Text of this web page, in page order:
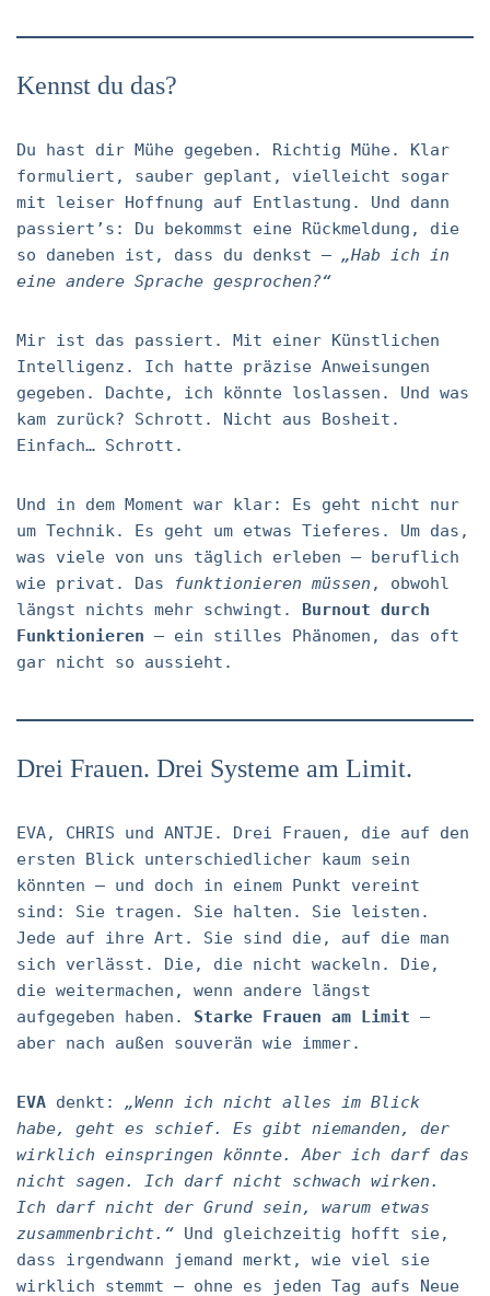
Kennst du das?
Du hast dir Mühe gegeben. Richtig Mühe. Klar
formuliert, sauber geplant, vielleicht sogar
mit leiser Hoffnung auf Entlastung. Und dann
passiert’s: Du bekommst eine Rückmeldung, die
so daneben ist, dass du denkst – „Hab ich in
eine andere Sprache gesprochen?“
Mir ist das passiert. Mit einer Künstlichen
Intelligenz. Ich hatte präzise Anweisungen
gegeben. Dachte, ich könnte loslassen. Und was
kam zurück? Schrott. Nicht aus Bosheit.
Einfach… Schrott.
Und in dem Moment war klar: Es geht nicht nur
um Technik. Es geht um etwas Tieferes. Um das,
was viele von uns täglich erleben – beruflich
wie privat. Das
funktionieren müssen , obwohl
längst nichts mehr schwingt. Burnout durch
Funktionieren – ein stilles Phänomen, das oft
gar nicht so aussieht.
Drei Frauen. Drei Systeme am Limit.
EVA, CHRIS und ANTJE. Drei Frauen, die auf den
ersten Blick unterschiedlicher kaum sein
könnten – und doch in einem Punkt vereint
sind: Sie tragen. Sie halten. Sie leisten.
Jede auf ihre Art. Sie sind die, auf die man
sich verlässt. Die, die nicht wackeln. Die,
die weitermachen, wenn andere längst
aufgegeben haben. Starke Frauen am Limit –
aber nach außen souverän wie immer.
EVA denkt: „Wenn ich nicht alles im Blick
habe, geht es schief. Es gibt niemanden, der
wirklich einspringen könnte. Aber ich darf das
nicht sagen. Ich darf nicht schwach wirken.
Ich darf nicht der Grund sein, warum etwas
zusammenbricht.“ Und gleichzeitig hofft sie,
dass irgendwann jemand merkt, wie viel sie
wirklich stemmt – ohne es jeden Tag aufs Neue